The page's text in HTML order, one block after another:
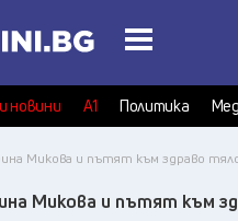
новини А1 Политика
Микова и пътят към здраво
Микова и пътят към